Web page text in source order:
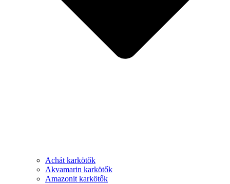
Achát karkötők
Akvamarin karkötők
Amazonit karkötők